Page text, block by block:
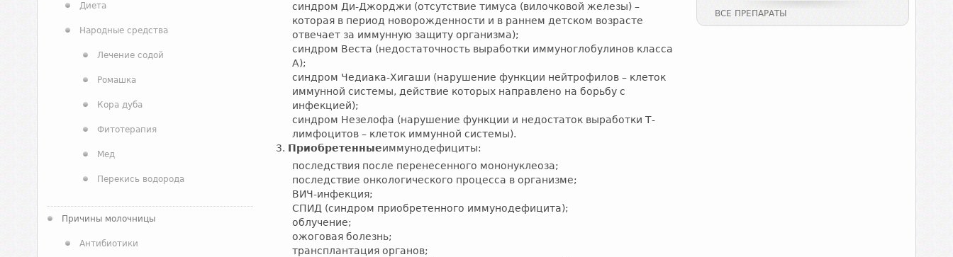
Диета
Народные средства
Лечение содой
Ромашка
Кора дуба
Фитотерапия
Мед
Перекись водорода
Причины молочницы
Антибиотики
синдром Ди-Джорджи (отсутствие тимуса (вилочковой железы) –
которая в период новорожденности и в раннем детском возрасте
отвечает за иммунную защиту организма);
синдром Веста (недостаточность выработки иммуноглобулинов класса
А);
синдром Чедиака-Хигаши (нарушение функции нейтрофилов – клеток
иммунной системы, действие которых направлено на борьбу с
инфекцией);
синдром Незелофа (нарушение функции и недостаток выработки Т-
лимфоцитов – клеток иммунной системы).
Приобретенныеиммунодефициты:
последствия после перенесенного мононуклеоза;
последствие онкологического процесса в организме;
ВИЧ-инфекция;
СПИД (синдром приобретенного иммунодефицита);
облучение;
ожоговая болезнь;
трансплантация органов;
ВСЕ ПРЕПАРАТЫ